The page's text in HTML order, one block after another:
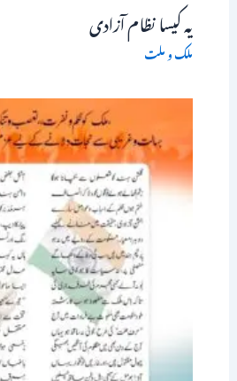
یہ کیسا نظام آزادی
ملک و ملت